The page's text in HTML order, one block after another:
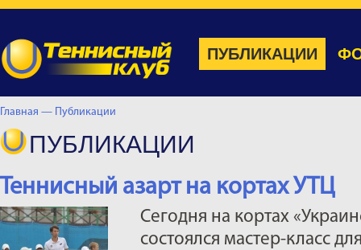
ПУБЛИКАЦИИ
Главная — Публикации
ПУБЛИКАЦИИ
Теннисный азарт на кортах УТЦ
Сегодня на кортах
состоялся мастер-класс